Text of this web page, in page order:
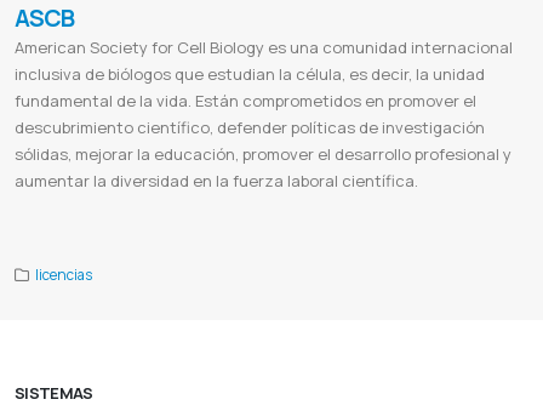
ASCB
American Society for Cell Biology es una comunidad internacional
inclusiva de biólogos que estudian la célula, es decir, la unidad
fundamental de la vida. Están comprometidos en promover el
descubrimiento científico, defender políticas de investigación
sólidas, mejorar la educación, promover el desarrollo profesional y
aumentar la diversidad en la fuerza laboral científica.
licencias
SISTEMAS